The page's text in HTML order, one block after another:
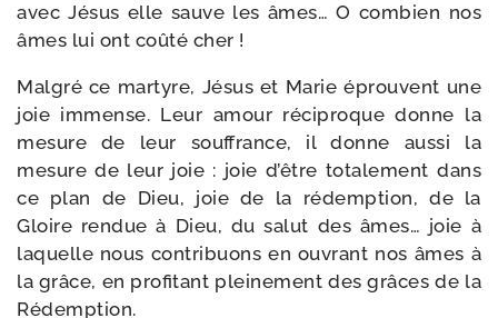
avec Jésus elle sauve les âmes… O com­bien nos
âmes lui ont coû­té cher !
Malgré ce mar­tyre, Jésus et Marie éprouvent une
joie immense. Leur amour réci­proque donne la
mesure de leur souf­france, il donne aus­si la
mesure de leur joie : joie d’être tota­le­ment dans
ce plan de Dieu, joie de la rédemp­tion, de la
Gloire ren­due à Dieu, du salut des âmes… joie à
laquelle nous contri­buons en ouvrant nos âmes à
la grâce, en pro­fi­tant plei­ne­ment des grâces de la
Rédemption.